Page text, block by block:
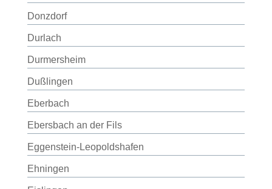
Donzdorf
Durlach
Durmersheim
Dußlingen
Eberbach
Ebersbach an der Fils
Eggenstein-Leopoldshafen
Ehningen